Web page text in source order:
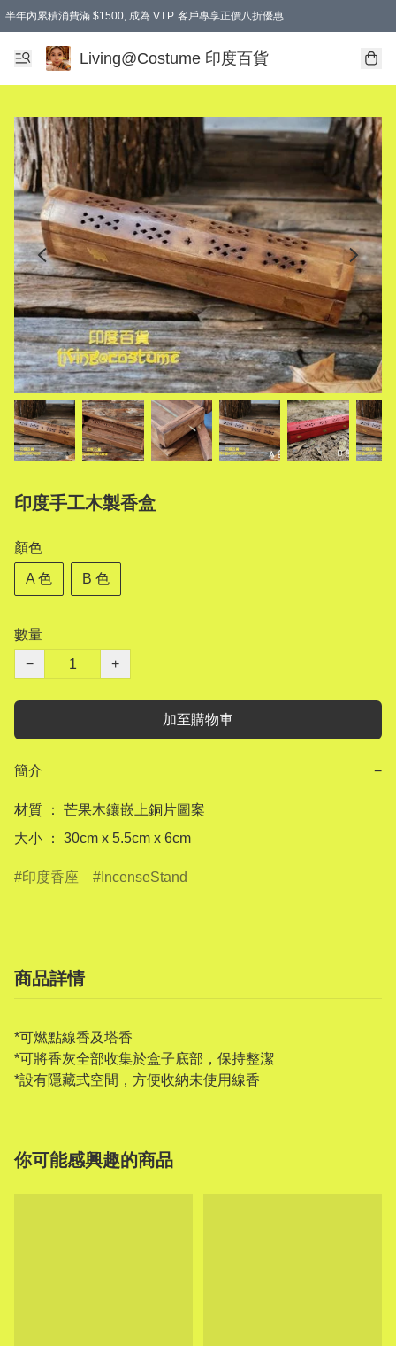
半年內累積消費滿 $1500, 成為 V.I.P. 客戶專享正價八折優惠
滿$600免本地運費
Living@Costume 印度百貨
印度手工木製香盒
顏色
A 色 B 色
數量
−
+
加至購物車
簡介 −
材質 ： 芒果木鑲嵌上銅片圖案
印度香座 IncenseStand
商品詳情
*可燃點線香及塔香
*可將香灰全部收集於盒子底部，保持整潔
*設有隱藏式空間，方便收納未使用線香
你可能感興趣的商品